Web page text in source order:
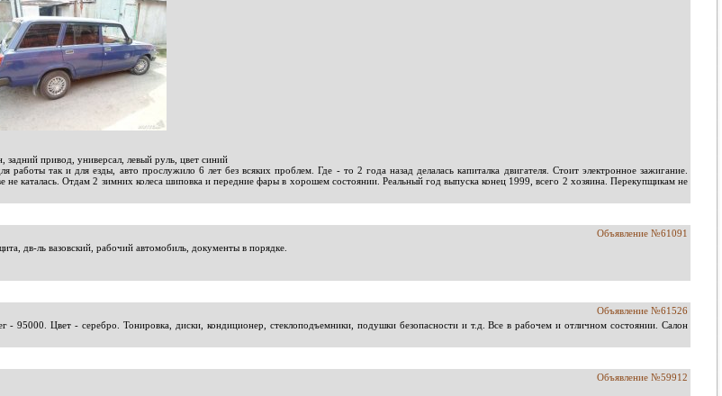
привод, универсал, левый руль, цвет синий
так и для езды, авто прослужило 6 лет без всяких проблем. Где - то 2 года назад делалась капиталка двигателя. Стоит электронное зажигание.
каталась. Отдам 2 зимних колеса шиповка и передние фары в хорошем состоянии. Реальный год выпуска конец 1999, всего 2 хозяина. Перекупщикам не
Объявление №61091
дв-ль вазовский, рабочий автомобиль, документы в порядке.
Объявление №61526
Цвет - серебро. Тонировка, диски, кондиционер, стеклоподъемники, подушки безопасности и т.д. Все в рабочем и отличном состоянии. Салон
Объявление №59912